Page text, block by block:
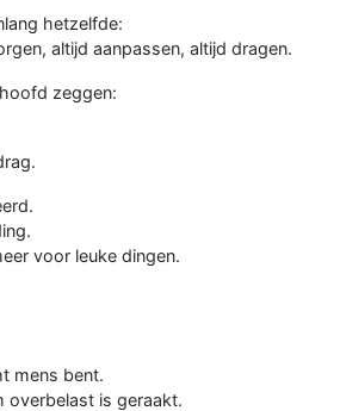
hetzelfde:
altijd aanpassen, altijd dragen.
zeggen:
voor leuke dingen.
mens bent.
overbelast is geraakt.